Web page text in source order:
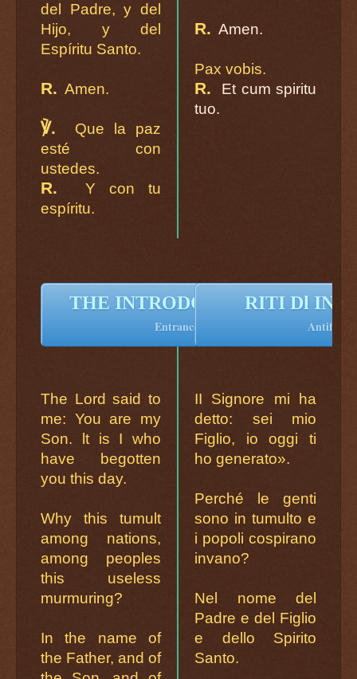
del Padre, y del
Hijo, y del
Espíritu Santo.
R. Amen.
℣.
Que la paz
esté con
ustedes.
R. Y con tu
espíritu.
R. Amen.
Pax vobis.
R.
Et cum spiritu
tuo.
THE INTRODCCTORY RITES
Entrance Antiphon
The Lord said to
me: You are my
Son. lt is I who
have begotten
you this day.
Why this tumult
among nations,
among peoples
this useless
murmuring?
In the name of
the Father, and of
RITI Dl
Antifona
II Signore mi ha
detto: sei mio
Figlio, io oggi ti
ho generato».
Perché le genti
sono in tumulto e
i popoli cospirano
invano?
Nel nome del
Padre e del Figlio
e dello Spirito
Santo.